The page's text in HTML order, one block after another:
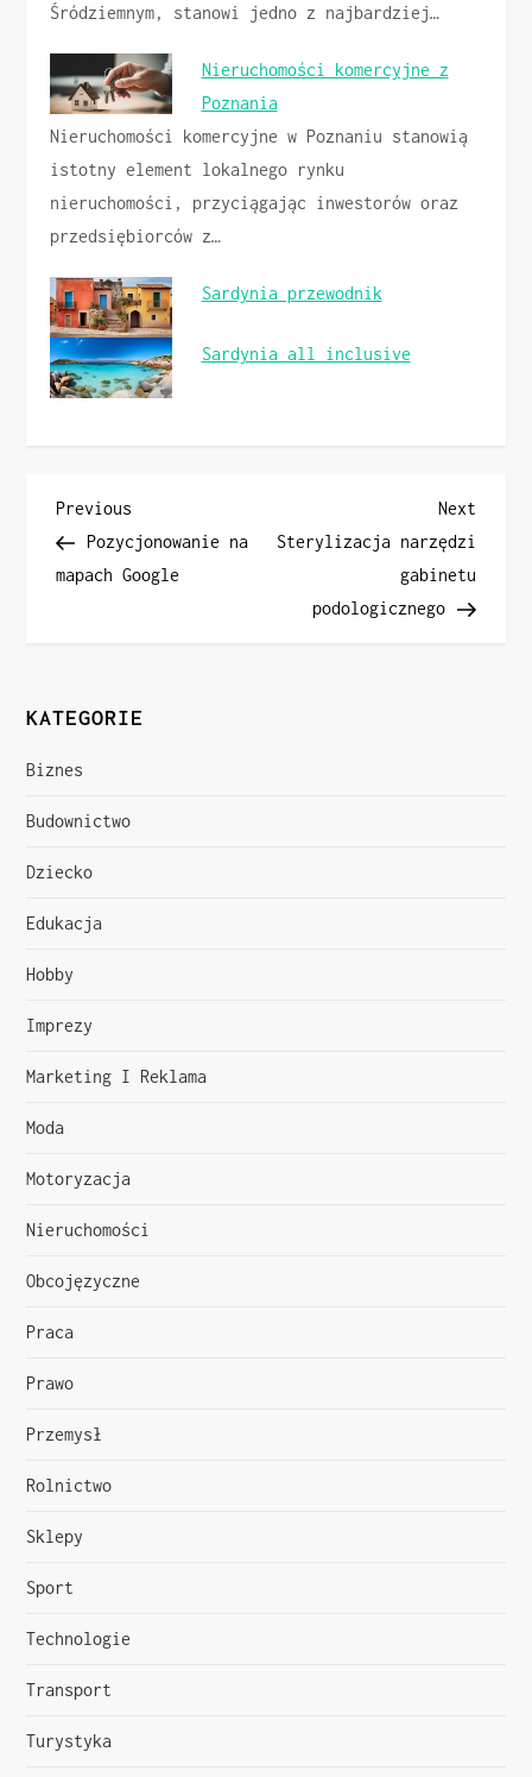
Śródziemnym, stanowi jedno z najbardziej…
Nieruchomości komercyjne z
Poznania
Nieruchomości komercyjne w Poznaniu stanowią
istotny element lokalnego rynku
nieruchomości, przyciągając inwestorów oraz
przedsiębiorców z…
Sardynia przewodnik
Sardynia all inclusive
N
a
g
a
c
j
a
w
p
i
s
u
Previous
Post
Previous
Pozycjonowanie na
mapach Google
Next
Next
Sterylizacja narzędzi
gabinetu
podologicznego
KATEGORIE
Biznes
Budownictwo
Dziecko
Edukacja
Hobby
Imprezy
Marketing I Reklama
Moda
Motoryzacja
Nieruchomości
Obcojęzyczne
Praca
Prawo
Przemysł
Rolnictwo
Sklepy
Sport
Technologie
Transport
Turystyka